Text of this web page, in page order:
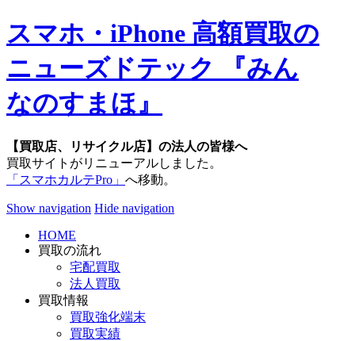
スマホ・iPhone 高額買取の
ニューズドテック 『みん
なのすまほ』
【買取店、リサイクル店】の法人の皆様へ
買取サイトがリニューアルしました。
「スマホカルテPro」 へ移動。
Show navigation Hide navigation
HOME
買取の流れ
宅配買取
法人買取
買取情報
買取強化端末
買取実績